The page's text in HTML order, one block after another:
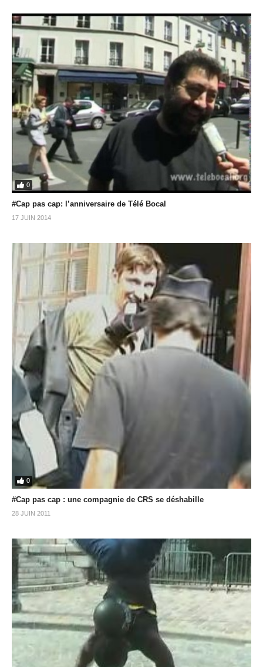
0
#Cap pas cap: l’anniversaire de Télé Bocal
17 JUIN 2014
0
#Cap pas cap : une compagnie de CRS se déshabille
28 JUIN 2011